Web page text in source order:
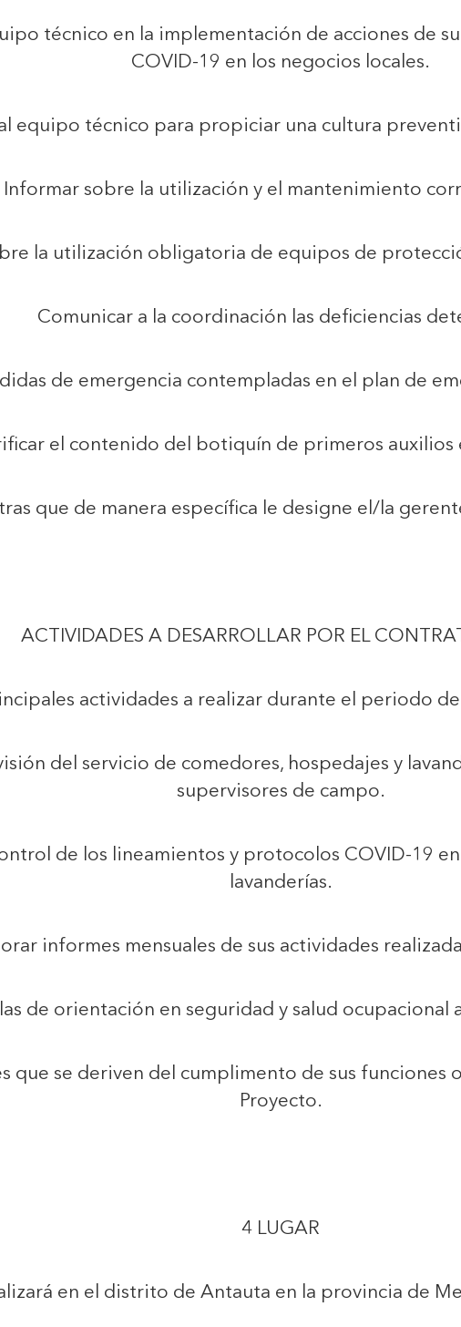
técnico en la implementación de acciones de
COVID-19 en los negocios locales.
equipo técnico para propiciar una cultura
Informar sobre la utilización y el mantenimiento
la utilización obligatoria de equipos de
Comunicar a la coordinación las deficiencias
de emergencia contempladas en el plan de
el contenido del botiquín de primeros auxilios
que de manera específica le designe el/la
ACTIVIDADES A DESARROLLAR POR EL
actividades a realizar durante el periodo
del servicio de comedores, hospedajes y
supervisores de campo.
de los lineamientos y protocolos COVID-19
lavanderías.
informes mensuales de sus actividades
de orientación en seguridad y salud ocupacional
que se deriven del cumplimento de sus funciones
Proyecto.
4 LUGAR
en el distrito de Antauta en la provincia de